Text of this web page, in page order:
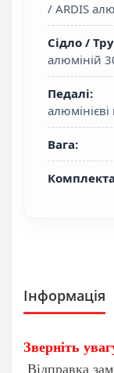
/ ARDIS
Сідло /
алюміній
Педалі:
Вага:
Інформація
Зверніть
Відправка